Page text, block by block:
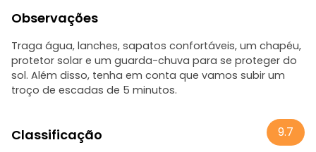
Observações
Traga água, lanches, sapatos confortáveis, um chapéu,
protetor solar e um guarda-chuva para se proteger do
sol. Além disso, tenha em conta que vamos subir um
troço de escadas de 5 minutos.
Classificação 9.7